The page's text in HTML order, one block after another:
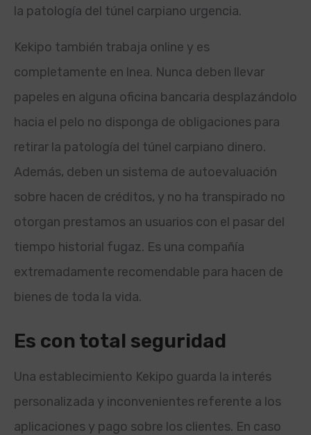
la patologí­a del túnel carpiano urgencia.
Kekipo también trabaja online y es
completamente en lnea. Nunca deben llevar
papeles en alguna oficina bancaria desplazándolo
hacia el pelo no disponga de obligaciones para
retirar la patologí­a del túnel carpiano dinero.
Además, deben un sistema de autoevaluación
sobre hacen de créditos, y no ha transpirado no
otorgan prestamos an usuarios con el pasar del
tiempo historial fugaz. Es una compañía
extremadamente recomendable para hacen de
bienes de toda la vida.
Es con total seguridad
Una establecimiento Kekipo guarda la interés
personalizada y inconvenientes referente a los
aplicaciones y pago sobre los clientes. En caso